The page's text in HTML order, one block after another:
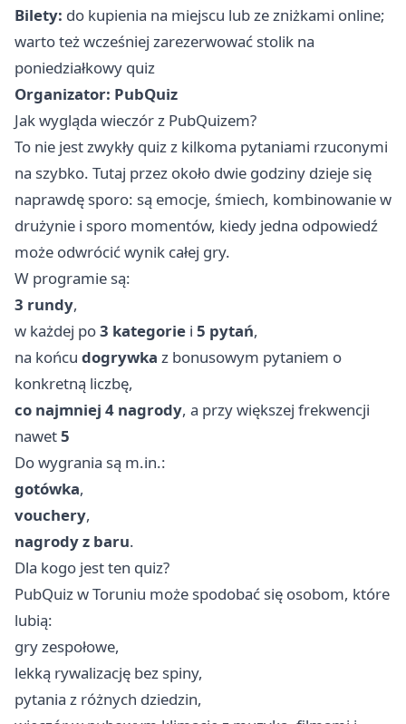
Bilety: do kupienia na miejscu lub ze zniżkami online;
warto też wcześniej zarezerwować stolik na
poniedziałkowy quiz
Organizator: PubQuiz
Jak wygląda wieczór z PubQuizem?
To nie jest zwykły quiz z kilkoma pytaniami rzuconymi
na szybko. Tutaj przez około dwie godziny dzieje się
naprawdę sporo: są emocje, śmiech, kombinowanie w
drużynie i sporo momentów, kiedy jedna odpowiedź
może odwrócić wynik całej gry.
W programie są:
3 rundy,
w każdej po3 kategorie i 5 pytań,
na końcu dogrywka z bonusowym pytaniem o
konkretną liczbę,
co najmniej 4 nagrody, a przy większej frekwencji
nawet5
Do wygrania są m.in.:
gotówka,
vouchery,
nagrody z baru.
Dla kogo jest ten quiz?
PubQuiz w Toruniu może spodobać się osobom, które
lubią:
gry zespołowe,
lekką rywalizację bez spiny,
pytania z różnych dziedzin,